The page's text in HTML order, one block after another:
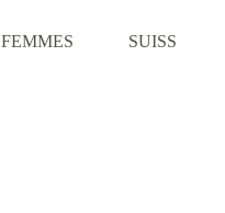
FEMMES SUISS